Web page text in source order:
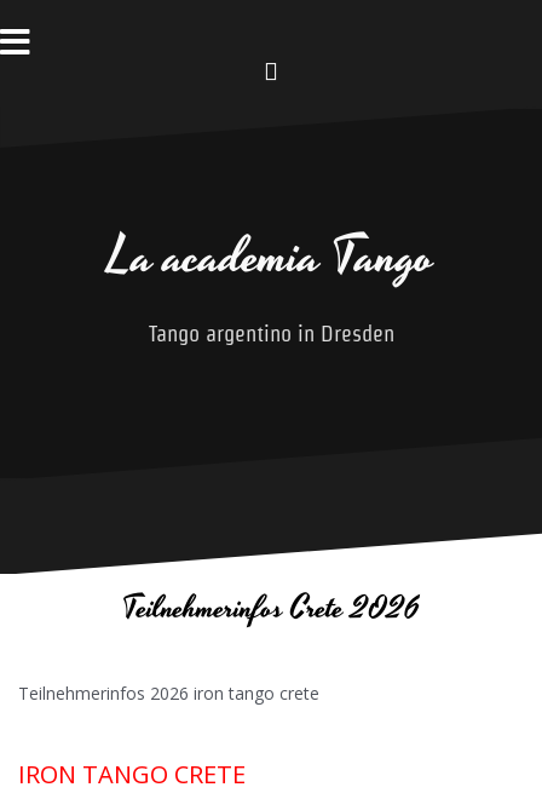
Inhalt
springen
La academia Tango
Tango argentino in Dresden
Teilnehmerinfos Crete 2026
Teilnehmerinfos 2026 iron tango crete
IRON TANGO CRETE